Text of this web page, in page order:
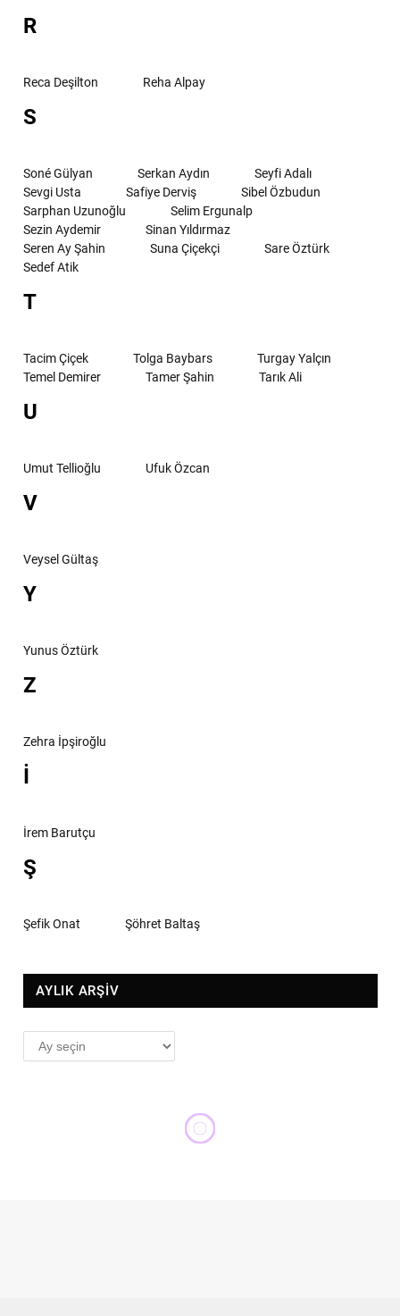
R
Reca Deşilton Reha Alpay
S
Soné Gülyan Serkan Aydın
Seyfi Adalı
Sevgi Usta
Safiye Derviş
Sibel Özbudun
Sarphan Uzunoğlu
Selim Ergunalp
Sezin Aydemir
Sinan Yıldırmaz
Seren Ay Şahin
Suna Çiçekçi
Sare Öztürk
Sedef Atik
T
Tacim Çiçek Tolga Baybars
Turgay Yalçın
Temel Demirer
Tamer Şahin Tarık Ali
U
Umut Tellioğlu Ufuk Özcan
V
Veysel Gültaş
Y
Yunus Öztürk
Z
Zehra İpşiroğlu
İ
İrem Barutçu
Ş
Şefik Onat Şöhret Baltaş
AYLIK ARŞİV
AYLIK
ARŞİV